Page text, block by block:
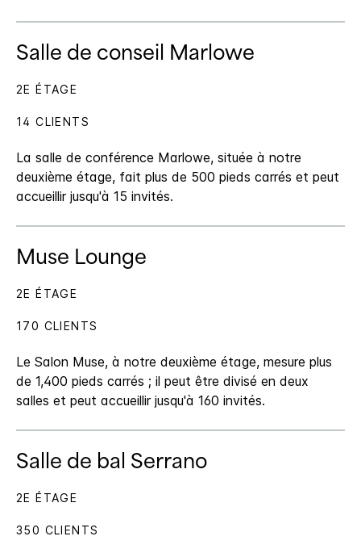
Salle de conseil Marlowe
La salle de conférence Marlowe, située à notre
deuxième étage, fait plus de 500 pieds carrés et peut
accueillir jusqu'à 15 invités.
2E ÉTAGE
14 CLIENTS
Muse Lounge
Le Salon Muse, à notre deuxième étage, mesure plus
de 1,400 pieds carrés ; il peut être divisé en deux
salles et peut accueillir jusqu'à 160 invités.
2E ÉTAGE
170 CLIENTS
Salle de bal Serrano
2E ÉTAGE
350 CLIENTS